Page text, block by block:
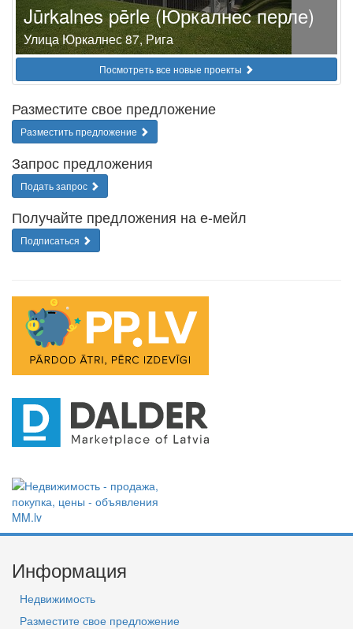
Jūrkalnes pērle (Юркалнес перле)
Улица Юркалнес 87, Рига
Посмотреть все новые проекты
Разместите свое предложение
Разместить предложение
Запрос предложения
Подать запрос
Получайте предложения на е-мейл
Подписаться
Информация
Недвижимость
Разместите свое предложение